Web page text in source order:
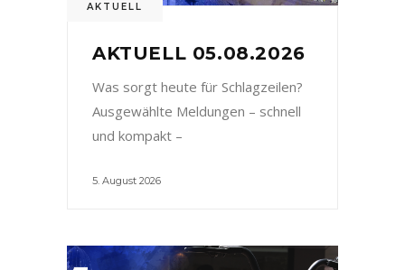
AKTUELL
AKTUELL 05.08.2026
Was sorgt heute für Schlagzeilen?
Ausgewählte Meldungen – schnell
und kompakt –
5. August 2026